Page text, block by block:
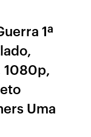
1ª
1080p,
Uma